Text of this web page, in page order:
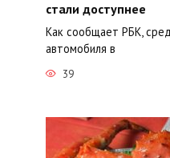
стали доступнее
Как сообщает РБК,
автомобиля в
39